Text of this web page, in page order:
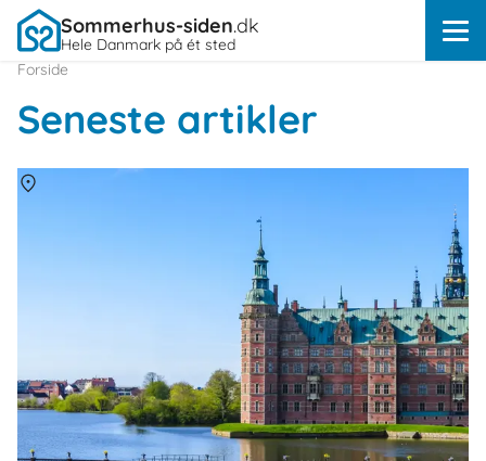
Sommerhus-siden.dk
Hele Danmark på ét sted
Forside
Seneste artikler